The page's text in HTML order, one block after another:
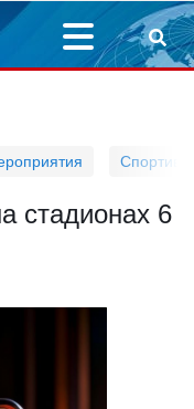
стадионах 6